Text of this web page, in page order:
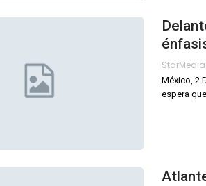
StarMedia
México, 2
espera